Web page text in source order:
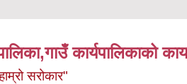
कार्यपालिकाको
सरोकार"